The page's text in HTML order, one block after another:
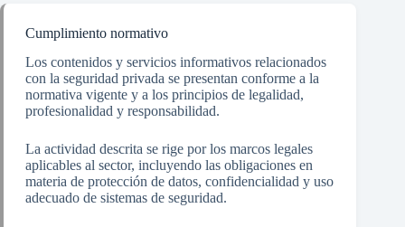
Cumplimiento normativo
Los contenidos y servicios informativos relacionados
con la seguridad privada se presentan conforme a la
normativa vigente y a los principios de legalidad,
profesionalidad y responsabilidad.
La actividad descrita se rige por los marcos legales
aplicables al sector, incluyendo las obligaciones en
materia de protección de datos, confidencialidad y uso
adecuado de sistemas de seguridad.